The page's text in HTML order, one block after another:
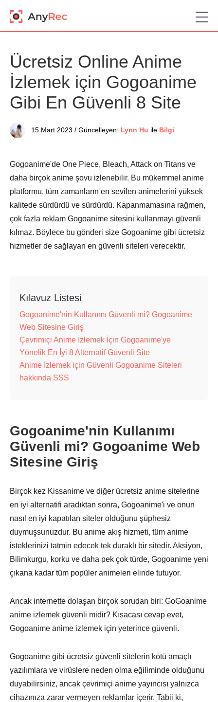
Ücretsiz Online Anime
İzlemek için Gogoanime
Gibi En Güvenli 8 Site
15 Mart 2023 / Güncelleyen: Lynn Hu ile Bilgi
Gogoanime'de One Piece, Bleach, Attack on Titans ve
daha birçok anime şovu izlenebilir. Bu mükemmel anime
platformu, tüm zamanların en sevilen animelerini yüksek
kalitede sürdürdü ve sürdürdü. Kapanmamasına rağmen,
çok fazla reklam Gogoanime sitesini kullanmayı güvenli
kılmaz. Böylece bu gönderi size Gogoanime gibi ücretsiz
hizmetler de sağlayan en güvenli siteleri verecektir.
Kılavuz Listesi
Gogoanime'nin Kullanımı Güvenli mi? Gogoanime
Web Sitesine Giriş
Çevrimiçi Anime İzlemek İçin Gogoanime'ye
Yönelik En İyi 8 Alternatif Güvenli Site
Anime İzlemek için Güvenli Gogoanime Siteleri
hakkında SSS
Gogoanime'nin Kullanımı
Güvenli mi? Gogoanime Web
Sitesine Giriş
Birçok kez Kissanime ve diğer ücretsiz anime sitelerine
en iyi alternatifi aradıktan sonra, Gogoanime'i ve onun
nasıl en iyi kapatılan siteler olduğunu şüphesiz
duymuşsunuzdur. Bu anime akış hizmeti, tüm anime
isteklerinizi tatmin edecek tek duraklı bir sitedir. Aksiyon,
Bilimkurgu, korku ve daha pek çok türde, Gogoanime yeni
çıkana kadar tüm popüler animeleri elinde tutuyor.
Ancak internette dolaşan birçok sorudan biri: GoGoanime
anime izlemek güvenli midir? Kısacası cevap evet,
Gogoanime anime izlemek için yeterince güvenli.
Gogoanime gibi ücretsiz güvenli sitelerin kötü amaçlı
yazılımlara ve virüslere neden olma eğiliminde olduğunu
duyabilirsiniz, ancak çevrimiçi anime yayıncısı yalnızca
cihazınıza zarar vermeyen reklamlar içerir. Tabii ki,